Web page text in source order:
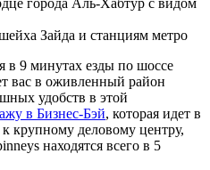
Зайда и станциям метро
в 9 минутах езды по шоссе
вас в оживленный район
удобств в этой
в Бизнес-Бэй, которая идет в
крупному деловому центру,
находятся всего в 5